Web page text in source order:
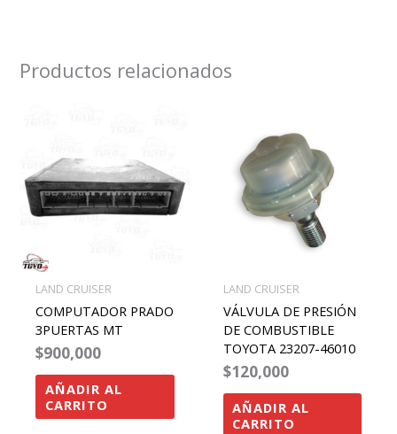
Productos relacionados
LAND CRUISER
COMPUTADOR PRADO
3PUERTAS MT
$900,000
AÑADIR AL
CARRITO
LAND CRUISER
VÁLVULA DE PRESIÓN
DE COMBUSTIBLE
TOYOTA 23207-46010
$120,000
AÑADIR AL
CARRITO